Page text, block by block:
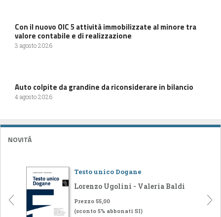
Con il nuovo OIC 5 attività immobilizzate al minore tra
valore contabile e di realizzazione
3 agosto 2026
Auto colpite da grandine da riconsiderare in bilancio
4 agosto 2026
NOVITÁ
Testo unico Dogane
Lorenzo Ugolini - Valeria Baldi
Prezzo 55,00
(sconto 5% abbonati SI)